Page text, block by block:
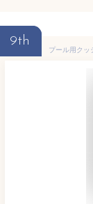
9th